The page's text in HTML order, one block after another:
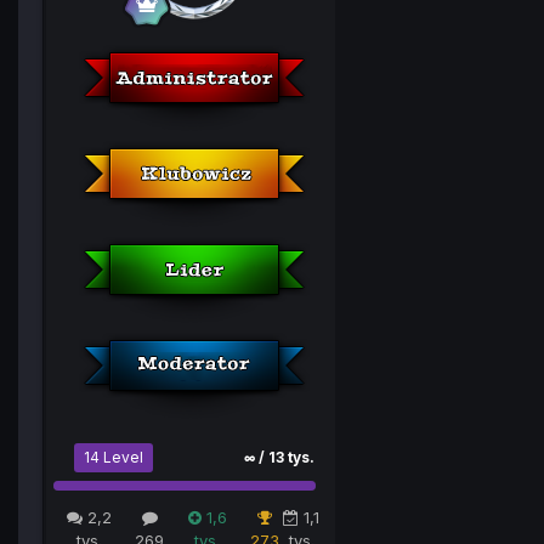
14 Level ∞ / 13 tys.
2,2
tys.
269
1,6
tys.
273
1,1
tys.